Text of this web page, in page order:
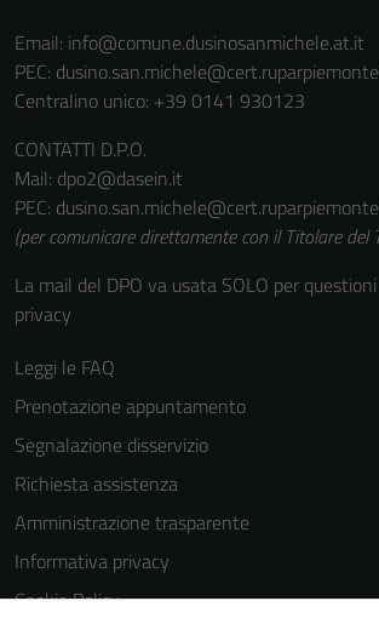
Email: info@comune.dusinosanmichele.at.it
PEC:
Centralino unico: +39 0141 930123
CONTATTI D.P.O.
Mail: dpo2@dasein.it
PEC:
(per comunicare direttamente con il Titolare del
La mail del DPO va usata SOLO per
privacy
Leggi le FAQ
Prenotazione appuntamento
Segnalazione disservizio
Richiesta assistenza
Amministrazione trasparente
Informativa privacy
Cookie Policy
Tecnici